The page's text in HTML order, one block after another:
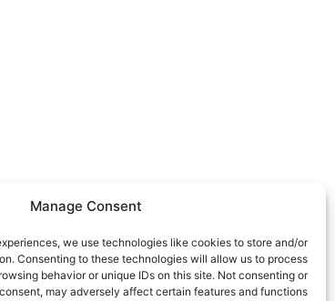
Manage Consent
we use technologies like cookies to store and/or
Consenting to these technologies will allow us to process
behavior or unique IDs on this site. Not consenting or
may adversely affect certain features and functions.